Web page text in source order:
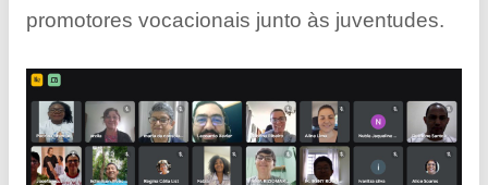
promotores vocacionais junto às juventudes.